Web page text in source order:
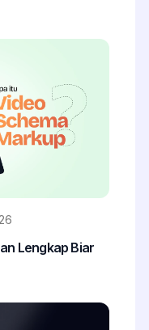
Lengkap Biar